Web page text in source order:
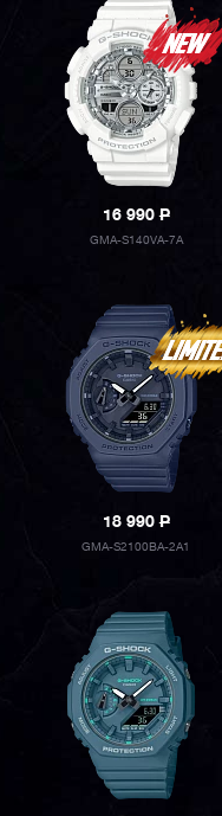
16 990P
GMA-S140VA-7A
18 990P
GMA-S2100BA-2A1